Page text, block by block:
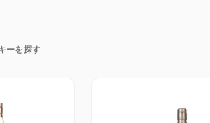
ーと関連付けられています。
、それぞれがフルーツ、スパイ
では、Redbreastがポットスチル
の領域に入ります。一方、日本で
ーを探す